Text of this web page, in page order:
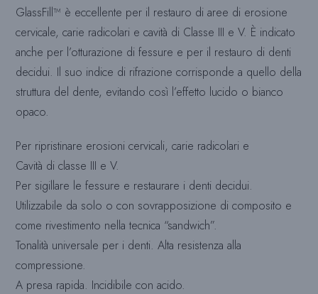
GlassFill™ è eccellente per il restauro di aree di erosione
cervicale, carie radicolari e cavità di Classe III e V. È indicato
anche per l’otturazione di fessure e per il restauro di denti
decidui. Il suo indice di rifrazione corrisponde a quello della
struttura del dente, evitando così l’effetto lucido o bianco
opaco.
Per ripristinare erosioni cervicali, carie radicolari e
Cavità di classe III e V.
Per sigillare le fessure e restaurare i denti decidui.
Utilizzabile da solo o con sovrapposizione di composito e
come rivestimento nella tecnica “sandwich”.
Tonalità universale per i denti. Alta resistenza alla
compressione.
A presa rapida. Incidibile con acido.